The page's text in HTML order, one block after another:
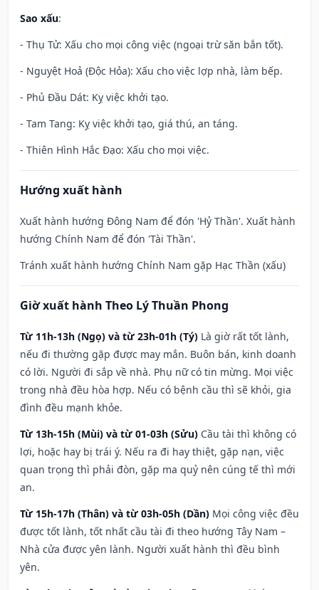
Sao xấu:
- Thụ Tử: Xấu cho mọi công việc (ngoại trừ săn bắn tốt).
- Nguyệt Hoả (Độc Hỏa): Xấu cho việc lợp nhà, làm bếp.
- Phủ Đầu Dát: Kỵ việc khởi tạo.
- Tam Tang: Kỵ việc khởi tạo, giá thú, an táng.
- Thiên Hình Hắc Đạo: Xấu cho mọi việc.
Hướng xuất hành
Xuất hành hướng Đông Nam để đón 'Hỷ Thần'. Xuất hành
hướng Chính Nam để đón 'Tài Thần'.
Tránh xuất hành hướng Chính Nam gặp Hạc Thần (xấu)
Giờ xuất hành Theo Lý Thuần Phong
Từ 11h-13h (Ngọ) và từ 23h-01h (Tý) Là giờ rất tốt lành,
nếu đi thường gặp được may mắn. Buôn bán, kinh doanh
có lời. Người đi sắp về nhà. Phụ nữ có tin mừng. Mọi việc
trong nhà đều hòa hợp. Nếu có bệnh cầu thì sẽ khỏi, gia
đình đều mạnh khỏe.
Từ 13h-15h (Mùi) và từ 01-03h (Sửu) Cầu tài thì không có
lợi, hoặc hay bị trái ý. Nếu ra đi hay thiệt, gặp nạn, việc
quan trọng thì phải đòn, gặp ma quỷ nên cúng tế thì mới
an.
Từ 15h-17h (Thân) và từ 03h-05h (Dần) Mọi công việc đều
được tốt lành, tốt nhất cầu tài đi theo hướng Tây Nam –
Nhà cửa được yên lành. Người xuất hành thì đều bình
yên.